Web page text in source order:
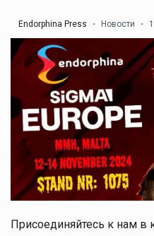
Endorphina Press Новости
Присоединяйтесь к нам в